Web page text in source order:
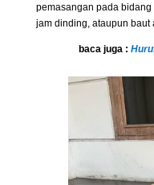
pemasangan pada
jam dinding, ataupun baut
baca juga :